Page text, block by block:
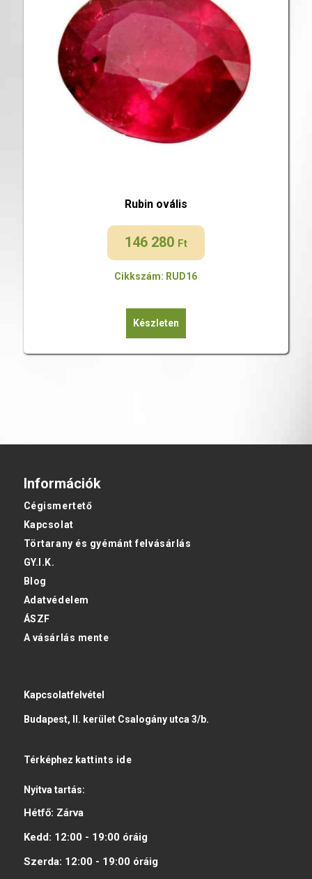
Rubin ovális
146 280 Ft
Cikkszám: RUD16
Készleten
Információk
Cégismertető
Kapcsolat
Törtarany és gyémánt felvásárlás
GY.I.K.
Blog
Adatvédelem
ÁSZF
A vásárlás mente
Kapcsolatfelvétel
Budapest, II. kerület Csalogány utca 3/b.
Térképhez kattints ide
Nyitva tartás:
Hétfő: Zárva
Kedd: 12:00 - 19:00 óráig
Szerda: 12:00 - 19:00 óráig